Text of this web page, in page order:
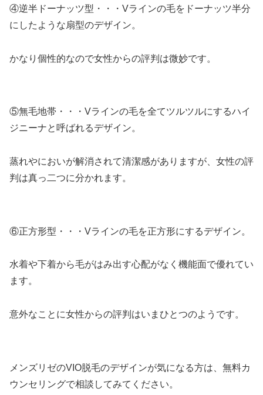
④逆半ドーナッツ型・・・Vラインの毛をドーナッツ半分
にしたような扇型のデザイン。
かなり個性的なので女性からの評判は微妙です。
⑤無毛地帯・・・Vラインの毛を全てツルツルにするハイ
ジニーナと呼ばれるデザイン。
蒸れやにおいが解消されて清潔感がありますが、女性の評
判は真っ二つに分かれます。
⑥正方形型・・・Vラインの毛を正方形にするデザイン。
水着や下着から毛がはみ出す心配がなく機能面で優れてい
ます。
意外なことに女性からの評判はいまひとつのようです。
メンズリゼのVIO脱毛のデザインが気になる方は、無料カ
ウンセリングで相談してみてください。